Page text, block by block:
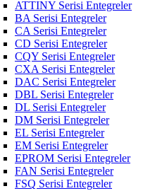
ATTINY Serisi Entegreler
BA Serisi Entegreler
CA Serisi Entegreler
CD Serisi Entegreler
CQY Serisi Entegreler
CXA Serisi Entegreler
DAC Serisi Entegreler
DBL Serisi Entegreler
DL Serisi Entegreler
DM Serisi Entegreler
EL Serisi Entegreler
EM Serisi Entegreler
EPROM Serisi Entegreler
FAN Serisi Entegreler
FSQ Serisi Entegreler